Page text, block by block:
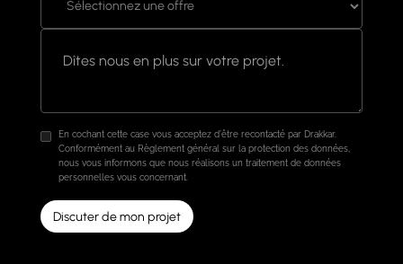
En cochant cette case vous acceptez d'être recontacté par Drakkar.
Conformément au Règlement général sur la protection des données,
nous vous informons que nous réalisons un traitement de données
personnelles vous concernant.